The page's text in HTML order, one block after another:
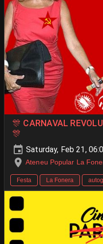
🎊 CARNAVAL
🎊
Saturday, Feb 21,
Ateneu Popular La
Festa La Fonera